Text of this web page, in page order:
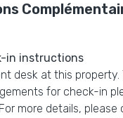
in instructions
desk at this
for check-in
more details,